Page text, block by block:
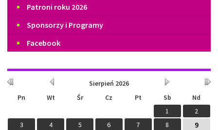
Patroni roku 2026
Sponsorzy i Programy
Facebook
Kalendarium
Rok
Miesiąc
Sierpień 2026
Miesiąc
Rok
Pn Wt Śr Cz Pt Sb
Nd
1
2
3
4 5 6 7 8 9